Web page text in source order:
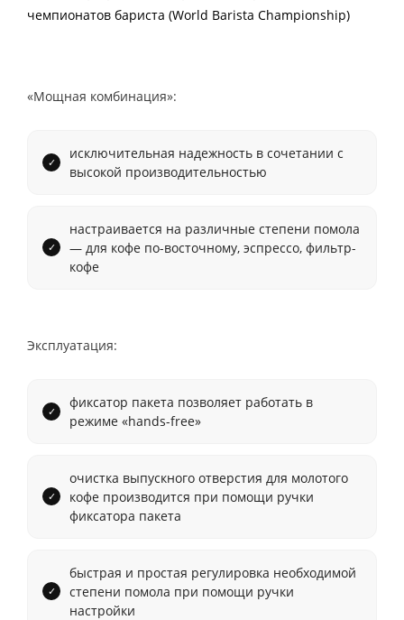
чемпионатов бариста (World Barista Championship)
«Мощная комбинация»:
исключительная надежность в сочетании с
высокой производительностью
настраивается на различные степени помола
— для кофе по-восточному, эспрессо, фильтр-
кофе
Эксплуатация:
фиксатор пакета позволяет работать в
режиме «hands-free»
очистка выпускного отверстия для молотого
кофе производится при помощи ручки
фиксатора пакета
быстрая и простая регулировка необходимой
степени помола при помощи ручки
настройки